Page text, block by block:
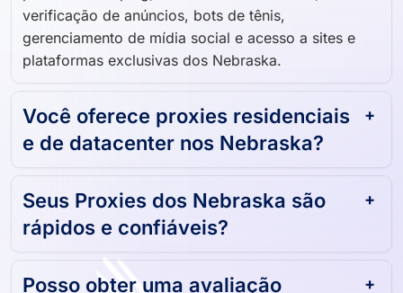
verificação de anúncios, bots de tênis,
gerenciamento de mídia social e acesso a sites e
plataformas exclusivas dos Nebraska.
Você oferece proxies residenciais
e de datacenter nos Nebraska?
Seus Proxies dos Nebraska são
rápidos e confiáveis?
Posso obter uma avaliação